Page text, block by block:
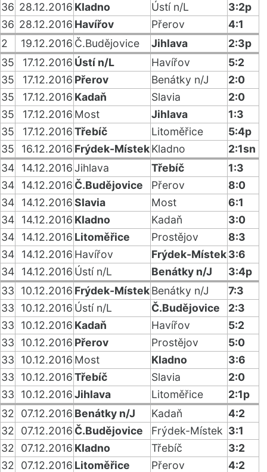
36 28.12.2016 Kladno Ústí n/L
3:2p
36 28.12.2016 Havířov Přerov
4:1
2
19.12.2016 Č.Budějovice Jihlava
2:3p
35
17.12.2016 Ústí n/L Havířov
5:2
35
17.12.2016 Přerov Benátky n/J
2:0
35
17.12.2016 Kadaň Slavia
2:0
35
17.12.2016 Most Jihlava
1:3
35
17.12.2016Třebíč Litoměřice
5:4p
35
16.12.2016 Frýdek-MístekKladno
2:1sn
34
14.12.2016Jihlava Třebíč
1:3
34
14.12.2016 Č.Budějovice Přerov
8:0
34
14.12.2016Slavia Most
6:1
34
14.12.2016 Kladno Kadaň
3:0
34
14.12.2016 Litoměřice Prostějov
8:3
34
14.12.2016 Havířov Frýdek-Místek3:6
34
14.12.2016 Ústí n/L Benátky n/J
3:4p
33
10.12.2016 Frýdek-MístekBenátky n/J
7:3
33
10.12.2016 Ústí n/L Č.Budějovice
2:3
33
10.12.2016 Kadaň Havířov
5:2
33
10.12.2016 Přerov Prostějov
5:0
33
10.12.2016 Most Kladno
3:6
33
10.12.2016Třebíč Slavia
2:0
33
10.12.2016Jihlava Litoměřice
2:1p
32
07.12.2016 Benátky n/J Kadaň
4:2
32
07.12.2016 Č.Budějovice Frýdek-Místek 3:1
32
07.12.2016 Kladno Třebíč
3:2
32
07.12.2016 Litoměřice Přerov
4:2